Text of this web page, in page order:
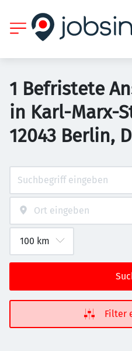
1 Befristete
in Karl-Marx-
12043 Berlin,
Filter